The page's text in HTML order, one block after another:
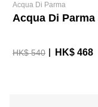
Acqua Di Parma
Acqua Di Parma
HK$ 540 HK$ 468